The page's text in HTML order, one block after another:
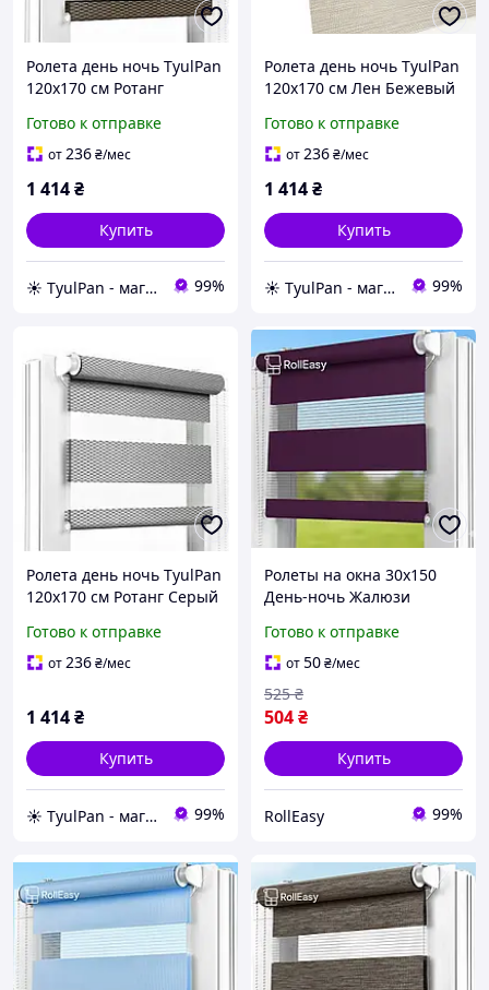
Ролета день ночь TyulPan
120х170 см Ротанг
Готово к отправке
от236₴/мес
1 414₴
Купить
☀️ TyulPan - магазин готовых ролетов день-ночь 99%
Ролета день ночь TyulPan
120х170 см Лен Бежевый
Готово к отправке
от236₴/мес
1 414₴
Купить
☀️ TyulPan - магазин готовых ролетов день-ночь 99%
Ролета день ночь TyulPan
120х170 см Ротанг Серый
Готово к отправке
от236₴/мес
1 414₴
Купить
☀️ TyulPan - магазин готовых ролетов день-ночь 99%
Ролеты на окна 30х150
День-ночь Жалюзи
фиксацией под наклон
Рулонные шторы Ролета
тканевая D-209
Баклажановый
Готово к отправке
от50₴/мес
504₴
525 ₴
Купить
RollEasy 99%